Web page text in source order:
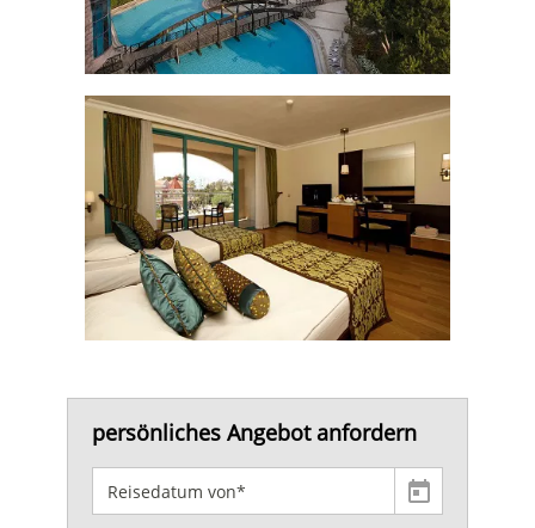
persönliches Angebot anfordern